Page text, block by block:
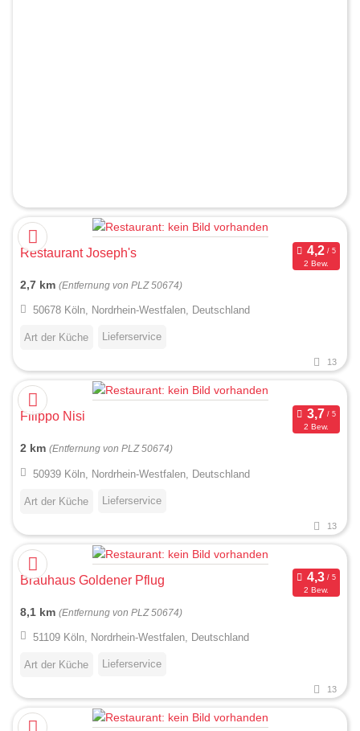
Restaurant Joseph's
2 Bew.
2,7 km (Entfernung von PLZ 50674)
50678 Köln, Nordrhein-Westfalen, Deutschland
Art der Küche Lieferservice
13
Filippo Nisi
2 Bew.
2 km (Entfernung von PLZ 50674)
50939 Köln, Nordrhein-Westfalen, Deutschland
Art der Küche Lieferservice
13
Brauhaus Goldener Pflug
2 Bew.
8,1 km (Entfernung von PLZ 50674)
51109 Köln, Nordrhein-Westfalen, Deutschland
Art der Küche Lieferservice
13